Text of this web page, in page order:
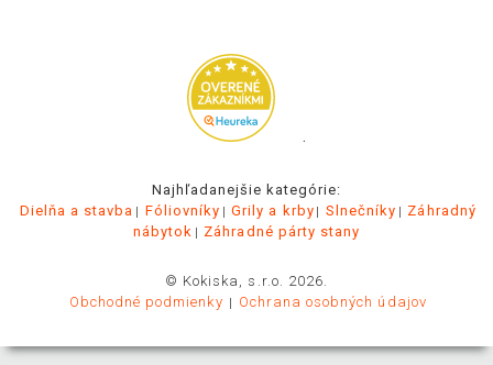
.
Najhľadanejšie kategórie:
Dielňa a stavba
Fóliovníky Grily a krby Slnečníky
Záhradný
nábytok
Záhradné párty stany
© Kokiska, s.r.o. 2026.
Obchodné podmienky
Ochrana osobných údajov